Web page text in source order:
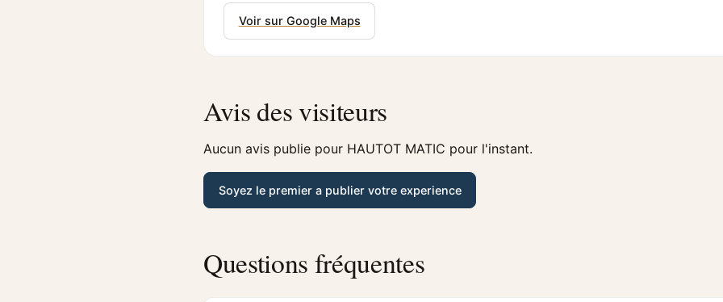
Voir sur Google Maps
Avis des visiteurs
Aucun avis publie pour HAUTOT MATIC pour l'instant.
Soyez le premier a publier votre experience
Questions fréquentes